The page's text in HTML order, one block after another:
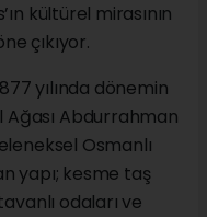
kültürel mirasının
çıkıyor.
yılında dönemin
Abdurrahman
Osmanlı
yapı; kesme taş
odaları ve